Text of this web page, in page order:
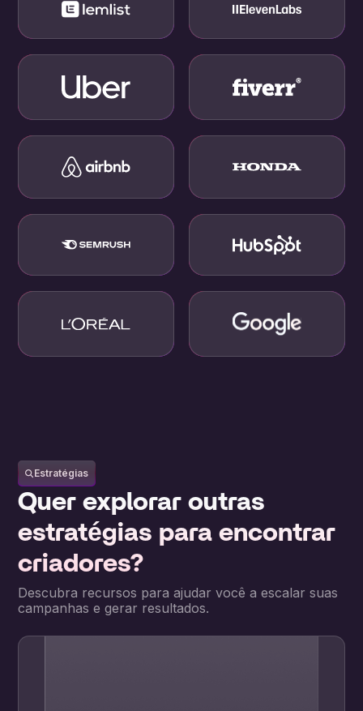
Estratégias
Quer explorar outras
estratégias para encontrar
criadores?
Descubra recursos para ajudar você a escalar suas
campanhas e gerar resultados.